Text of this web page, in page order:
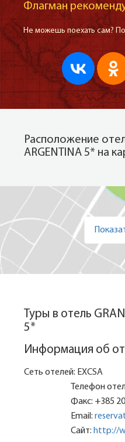
Флагман
Не можешь поехать сам?
Расположение
ARGENTINA 5* на
Туры в отель
5*
Информация об
Сеть отелей: EXCSA
Телефон
Факс: +385
Email:
Сайт: http://